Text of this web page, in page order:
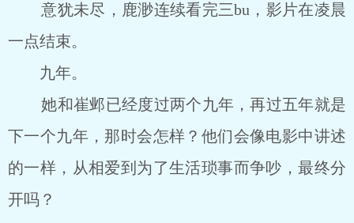
意犹未尽，鹿渺连续看完三bu，影片在凌晨
一点结束。
九年。
她和崔邺已经度过两个九年，再过五年就是
下一个九年，那时会怎样？他们会像电影中讲述
的一样，从相爱到为了生活琐事而争吵，最终分
开吗？